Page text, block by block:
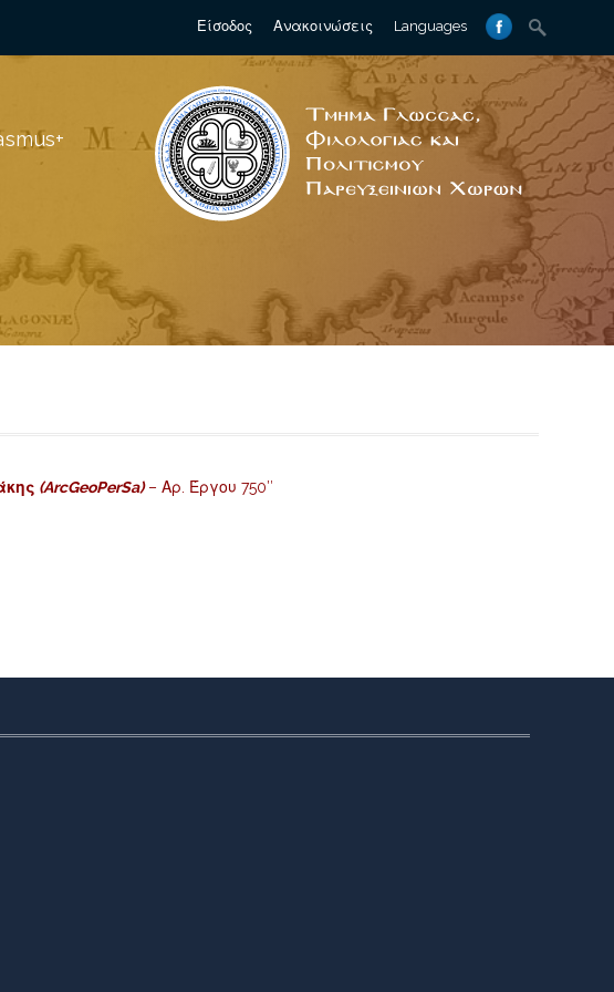
Είσοδος Ανακοινώσεις Languages
Search
for:
(ArcGeoPerSa)– Αρ. Έργου 750″